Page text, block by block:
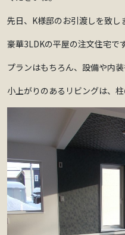
先日、K様邸のお引渡しを致し
豪華3LDKの平屋の注文住宅です
プランはもちろん、設備や内
小上がりのあるリビングは、